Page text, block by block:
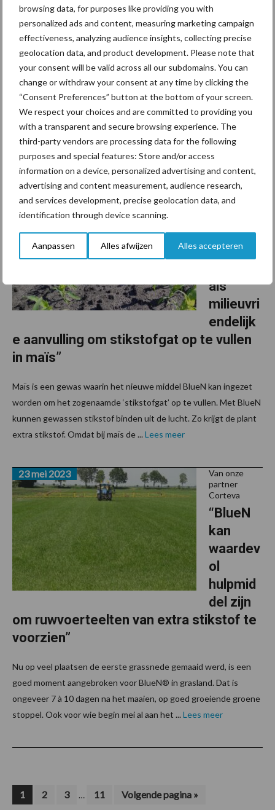
browsing data, for purposes like providing you with
personalized ads and content, measuring marketing campaign
effectiveness, analyzing audience insights, collecting precise
geolocation data, and product development. Please note that
your consent will be valid across all our subdomains. You can
change or withdraw your consent at any time by clicking the
“Consent Preferences” button at the bottom of your screen.
We respect your choices and are committed to providing you
with a transparent and secure browsing experience. The
third-party vendors are processing data for the following
purposes and special features: Store and/or access
information on a device, personalized advertising and content,
advertising and content measurement, audience research,
and services development, precise geolocation data, and
identification through device scanning.
Aanpassen Alles afwijzen Alles accepteren
kste tips
om
zuring te
bestrijde
n
wortelstokken van zuring kunnen soms weer opnieuw uitlopen.
In dit artikel willen we u een advies geven voor een zo optimaal
mogelijk resultaat tegen zuring. De ...Lees meer
Van onze
partner
“BlueN
kan
als
milieuvri
endelijk
e aanvulling om stikstofgat op te vullen
in maïs”
2 juni 2023
Maïs is een gewas waarin het nieuwe middel BlueN kan ingezet
worden om het zogenaamde ‘stikstofgat’ op te vullen. Met BlueN
kunnen gewassen stikstof binden uit de lucht. Zo krijgt de plant
extra stikstof. Omdat bij maïs de ... Lees meer
Van onze
partner
Corteva
“BlueN
kan
waardev
ol
hulpmid
del zijn
om ruwvoerteelten van extra stikstof te
voorzien”
23 mei 2023
Nu op veel plaatsen de eerste grassnede gemaaid werd, is een
goed moment aangebroken voor BlueN® in grasland. Dat is
ongeveer 7 à 10 dagen na het maaien, op goed groeiende groene
stoppel. Ook voor wie begin mei al aan het ... Lees meer
Pagina
1 Pagina
2 Pagina
3
Interim
… Pagina
11
Ga
naar
Volgende pagina »